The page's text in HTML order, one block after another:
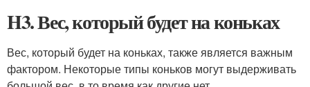
H3. Вес, который будет на коньках
Вес, который будет на коньках, также является важным
фактором. Некоторые типы коньков могут выдерживать